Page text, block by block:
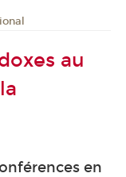
au
en